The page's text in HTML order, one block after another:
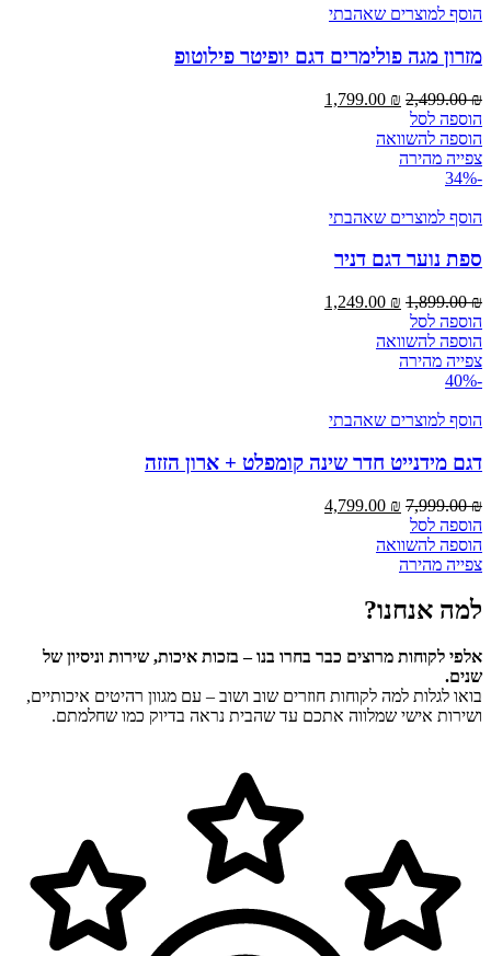
הוסף למוצרים שאהבתי
מזרון מגה פולימרים דגם יופיטר פילוטופ
2,499.00₪
המחיר
היה:
2,499.00 ₪.
1,799.00 ₪
הוספה לסל
הוספה להשוואה
צפייה מהירה
-34%
הוסף למוצרים שאהבתי
ספת נוער דגם דניר
1,899.00₪
המחיר
היה:
1,899.00 ₪.
1,249.00 ₪
הוספה לסל
הוספה להשוואה
צפייה מהירה
-40%
הוסף למוצרים שאהבתי
דגם מידנייט חדר שינה קומפלט + ארון הזזה
7,999.00₪
המחיר
היה:
7,999.00 ₪.
4,799.00 ₪
המחיר
הוספה לסל
הוספה להשוואה
צפייה מהירה
למה אנחנו?
אלפי לקוחות מרוצים כבר בחרו בנו – בזכות איכות, שירות וניסיון של
שנים.
בואו לגלות למה לקוחות חוזרים שוב ושוב – עם מגוון רהיטים איכותיים,
ושירות אישי שמלווה אתכם עד שהבית נראה בדיוק כמו שחלמתם.